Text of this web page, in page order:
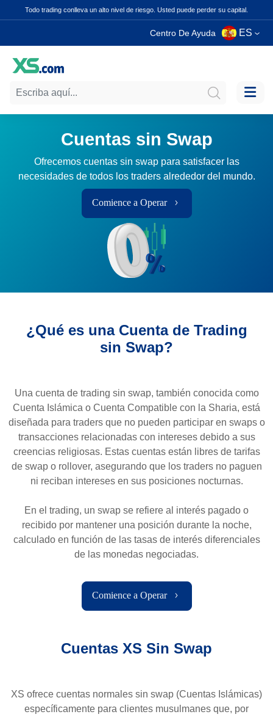
Todo trading conlleva un alto nivel de riesgo. Usted puede perder su capital.
Centro De Ayuda ES
Cuentas sin Swap
Ofrecemos cuentas sin swap para satisfacer las
necesidades de todos los traders alrededor del mundo.
Comience a Operar
¿Qué es una Cuenta de Trading
sin Swap?
Una cuenta de trading sin swap, también conocida como
Cuenta Islámica o Cuenta Compatible con la Sharia, está
diseñada para traders que no pueden participar en swaps o
transacciones relacionadas con intereses debido a sus
creencias religiosas. Estas cuentas están libres de tarifas
de swap o rollover, asegurando que los traders no paguen
ni reciban intereses en sus posiciones nocturnas.
En el trading, un swap se refiere al interés pagado o
recibido por mantener una posición durante la noche,
calculado en función de las tasas de interés diferenciales
de las monedas negociadas.
Comience a Operar
Cuentas XS Sin Swap
XS ofrece cuentas normales sin swap (Cuentas Islámicas)
específicamente para clientes musulmanes que, por